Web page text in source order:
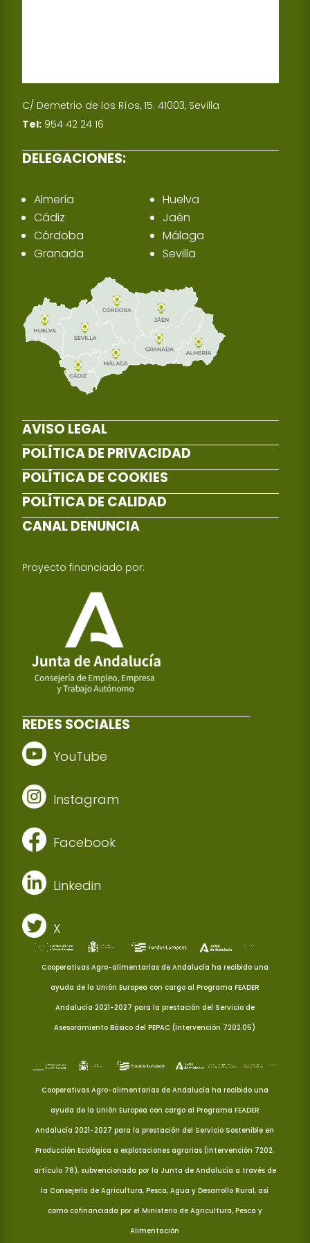
C/ Demetrio de los Ríos, 15. 41003, Sevilla
Tel: 954 42 24 16
DELEGACIONES:
Almería
Cádiz
Córdoba
Granada
Huelva
Jaén
Málaga
Sevilla
AVISO LEGAL
POLÍTICA DE PRIVACIDAD
POLÍTICA DE COOKIES
POLÍTICA DE CALIDAD
CANAL DENUNCIA
Proyecto financiado por:
REDES SOCIALES
YouTube
Instagram
Facebook
Linkedin
X
Cooperativas Agro-alimentarias de Andalucía ha recibido una
ayuda de la Unión Europea con cargo al Programa FEADER
Andalucía 2021-2027 para la prestación del Servicio de
Asesoramiento Básico del PEPAC (Intervención 7202.05)
Cooperativas Agro-alimentarias de Andalucía ha recibido una
ayuda de la Unión Europea con cargo al Programa FEADER
Andalucía 2021-2027 para la prestación del Servicio Sostenible en
Producción Ecológica a explotaciones agrarias (Intervención 7202,
artículo 78), subvencionada por la Junta de Andalucía a través de
la Consejería de Agricultura, Pesca, Agua y Desarrollo Rural, así
como cofinanciada por el Ministerio de Agricultura, Pesca y
Alimentación